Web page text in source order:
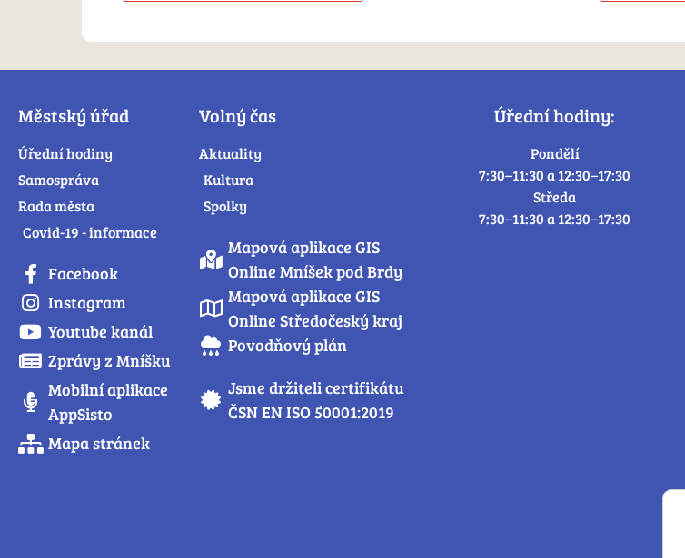
Městský úřad
Úřední hodiny
Samospráva
Rada města
Covid-19 - informace
Facebook
Instagram
Youtube kanál
Zprávy z Mníšku
Mobilní aplikace
AppSisto
Mapa stránek
Volný čas
Aktuality
Kultura
Spolky
Mapová aplikace GIS
Online Mníšek pod Brdy
Mapová aplikace GIS
Online Středočeský kraj
Povodňový plán
Jsme držiteli certifikátu
ČSN EN ISO 50001:2019
Úřední hodiny:
Pondělí
7:30–11:30 a 12:30–17:30
Středa
7:30–11:30 a 12:30–17:30